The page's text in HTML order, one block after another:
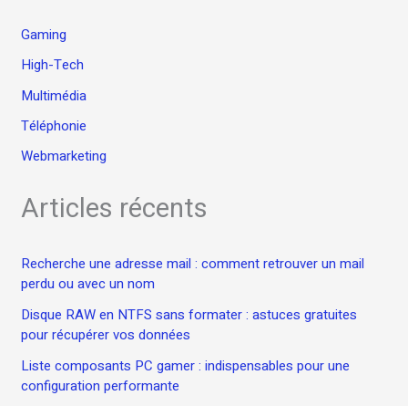
Gaming
High-Tech
Multimédia
Téléphonie
Webmarketing
Articles récents
Recherche une adresse mail : comment retrouver un mail
perdu ou avec un nom
Disque RAW en NTFS sans formater : astuces gratuites
pour récupérer vos données
Liste composants PC gamer : indispensables pour une
configuration performante